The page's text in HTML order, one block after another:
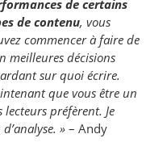
de certains
de contenu, vous
commencer à faire de
meilleures décisions
sur quoi écrire.
que vous être un
lecteurs préfèrent. Je
» – Andy